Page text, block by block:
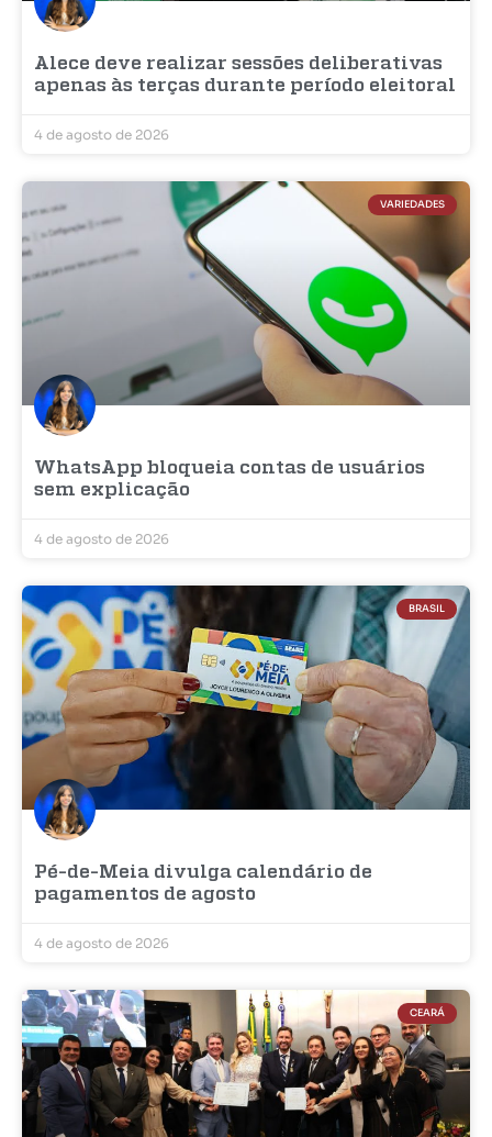
Alece deve realizar sessões deliberativas
apenas às terças durante período eleitoral
4 de agosto de 2026
VARIEDADES
WhatsApp bloqueia contas de usuários
sem explicação
4 de agosto de 2026
BRASIL
Pé-de-Meia divulga calendário de
pagamentos de agosto
4 de agosto de 2026
CEARÁ